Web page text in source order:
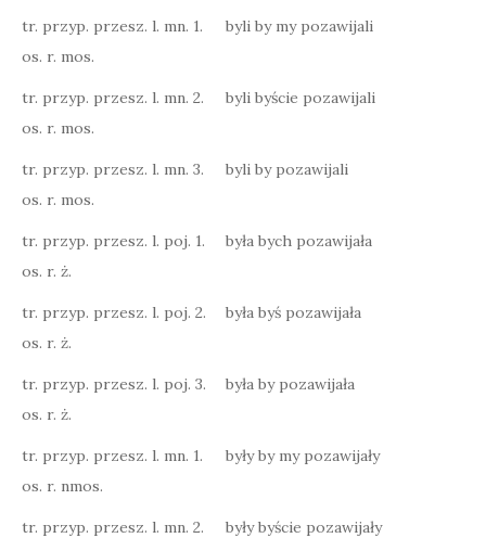
tr. przyp. przesz. l. mn. 1.
os. r. mos.
byli by my pozawijali
tr. przyp. przesz. l. mn. 2.
os. r. mos.
byli byście pozawijali
tr. przyp. przesz. l. mn. 3.
os. r. mos.
byli by pozawijali
tr. przyp. przesz. l. poj. 1.
os. r. ż.
była bych pozawijała
tr. przyp. przesz. l. poj. 2.
os. r. ż.
była byś pozawijała
tr. przyp. przesz. l. poj. 3.
os. r. ż.
była by pozawijała
tr. przyp. przesz. l. mn. 1.
os. r. nmos.
były by my pozawijały
tr. przyp. przesz. l. mn. 2.
były byście pozawijały